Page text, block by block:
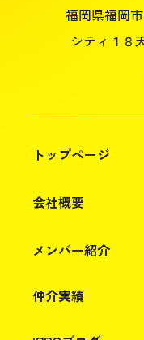
福岡県福岡
シティ１８
トップページ
会社概要
メンバー紹介
仲介実績